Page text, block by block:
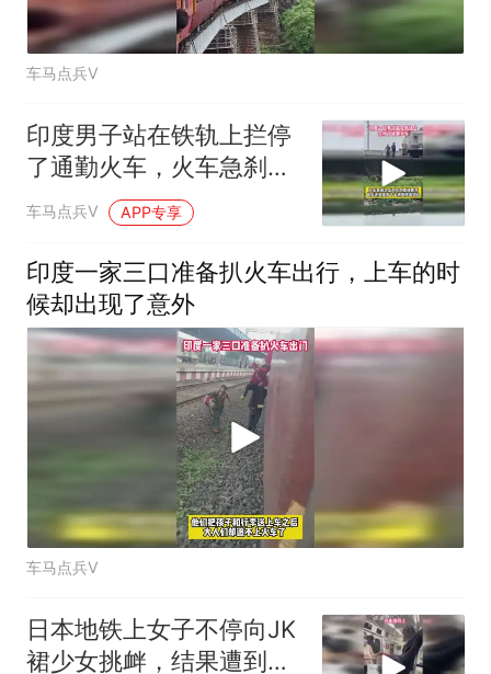
车马点兵V
印度男子站在铁轨上拦停
了通勤火车，火车急刹之
后对方仍拒绝离开
车马点兵V APP专享
印度一家三口准备扒火车出行，上车的时
候却出现了意外
车马点兵V
日本地铁上女子不停向JK
裙少女挑衅，结果遭到对